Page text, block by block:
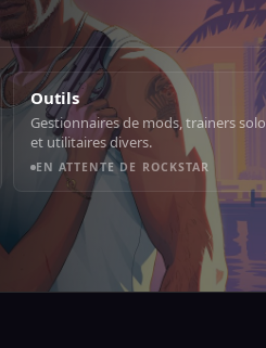
Outils
Gestionnaires de mods, trainers solo
et utilitaires divers.
EN ATTENTE DE ROCKSTAR